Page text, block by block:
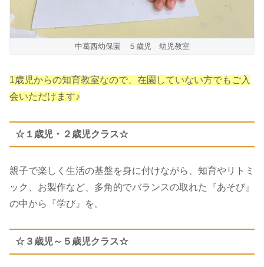
中葛西幼保園 ５歳児 幼児教室
1歳児からの知育教室なので、在園していない方でもご入
会いただけます♪
☆１歳児・２歳児クラス☆
親子で楽しく生活の基盤を身に付けながら、知育やリトミ
ック、お製作など、多角的でバランスの取れた『あそび』
の中から『学び』を。
☆３歳児～５歳児クラス☆